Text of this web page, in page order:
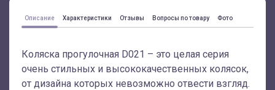
Описание Характеристики Отзывы Вопросы по товару Фото
Коляска прогулочная D021 – это целая серия
очень стильных и высококачественных колясок,
от дизайна которых невозможно отвести взгляд.